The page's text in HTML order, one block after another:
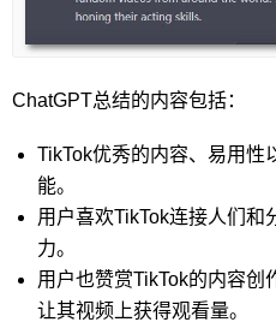
ChatGPT总结的内容包括：
TikTok优秀的内容、易用性
能。
用户喜欢TikTok连接人们和
力。
用户也赞赏TikTok的内容创
让其视频上获得观看量。